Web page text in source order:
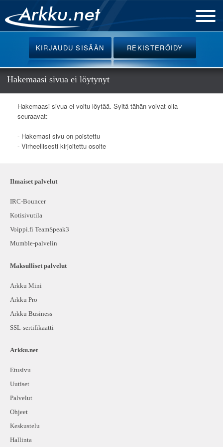
Etusivu
Uutiset
Palvelut
Ohjeet
Keskustelu
Oikotiet
KIRJAUDUSISÄÄN REKISTERÖIDY
Hakemaasi sivua ei löytynyt
Hakemaasi sivua ei voitu löytää. Syitä tähän voivat olla
seuraavat:
- Hakemasi sivu on poistettu
- Virheellisesti kirjoitettu osoite
Ilmaiset palvelut
IRC-Bouncer
Kotisivutila
Voippi.fi TeamSpeak3
Mumble-palvelin
Maksulliset palvelut
Arkku Mini
Arkku Pro
Arkku Business
SSL-sertifikaatti
Arkku.net
Etusivu
Uutiset
Palvelut
Ohjeet
Keskustelu
Hallinta